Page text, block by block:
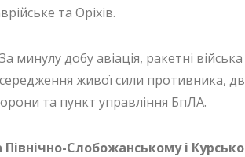
та Оріхів.
За минулу добу авіація, ракетні
живої сили противника,
та пункт управління БпЛА.
Північно-Слобожанському і